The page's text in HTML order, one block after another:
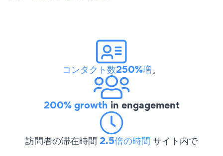
コンタクト数250%増。
200% growth in engagement
訪問者の滞在時間 2.5倍の時間 サイト内で